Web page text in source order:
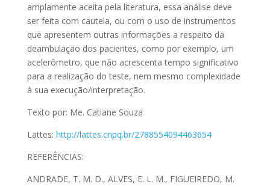
amplamente aceita pela literatura, essa análise deve
ser feita com cautela, ou com o uso de instrumentos
que apresentem outras informações a respeito da
deambulação dos pacientes, como por exemplo, um
acelerômetro, que não acrescenta tempo significativo
para a realização do teste, nem mesmo complexidade
à sua execução/interpretação.
Texto por: Me. Catiane Souza
Lattes: http://lattes.cnpq.br/2788554094463654
REFERÊNCIAS:
ANDRADE, T. M. D., ALVES, E. L. M., FIGUEIREDO, M.